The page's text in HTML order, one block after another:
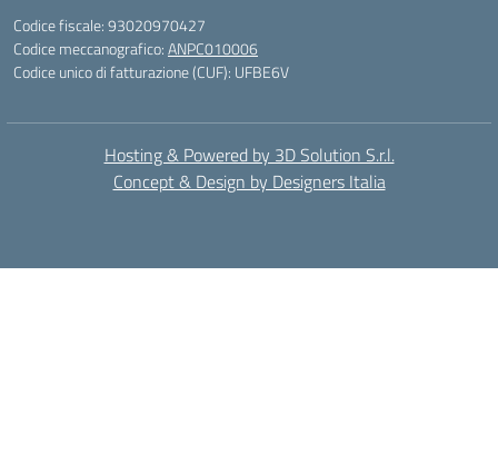
Codice fiscale: 93020970427
Codice meccanografico:ANPC010006
Codice unico di fatturazione (CUF): UFBE6V
Hosting & Powered by 3D Solution S.r.l.
Concept & Design by Designers Italia